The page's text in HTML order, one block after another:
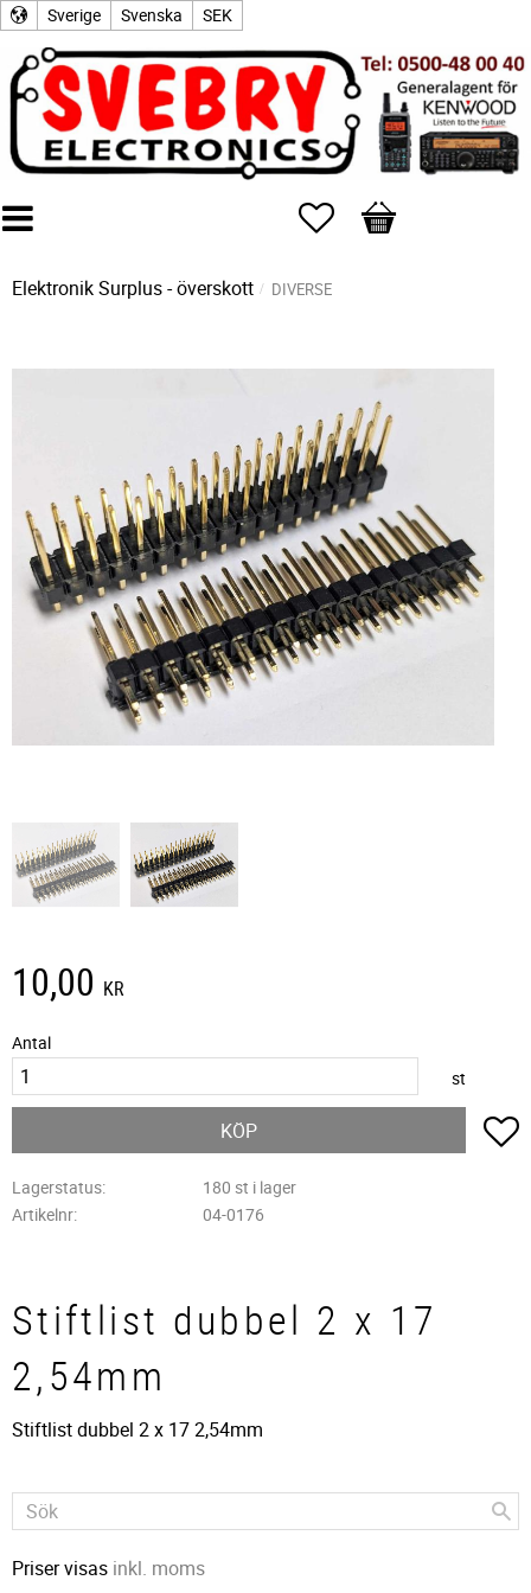
Sverige Svenska SEK
Favoriter
Kundvagn
Elektronik Surplus - överskott DIVERSE
10,00 KR
Antal
st
KÖP
Lagerstatus
180 st i lager
Artikelnr
04-0176
Stiftlist dubbel 2 x 17
2,54mm
Stiftlist dubbel 2 x 17 2,54mm
Priser visas inkl. moms